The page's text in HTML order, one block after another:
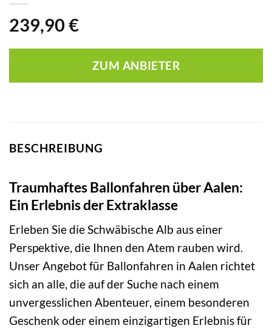
239,90 €
ZUM ANBIETER
BESCHREIBUNG
Traumhaftes Ballonfahren über Aalen:
Ein Erlebnis der Extraklasse
Erleben Sie die Schwäbische Alb aus einer
Perspektive, die Ihnen den Atem rauben wird.
Unser Angebot für Ballonfahren in Aalen richtet
sich an alle, die auf der Suche nach einem
unvergesslichen Abenteuer, einem besonderen
Geschenk oder einem einzigartigen Erlebnis für